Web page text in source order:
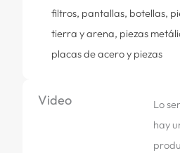
filtros, pantallas, botellas,
tierra y arena, piezas
placas de acero y piezas
Video
Lo
hay